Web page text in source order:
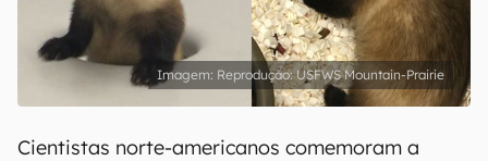
Reprodução: USFWS Mountain-Prairie
Cientistas norte-americanos comemoram a